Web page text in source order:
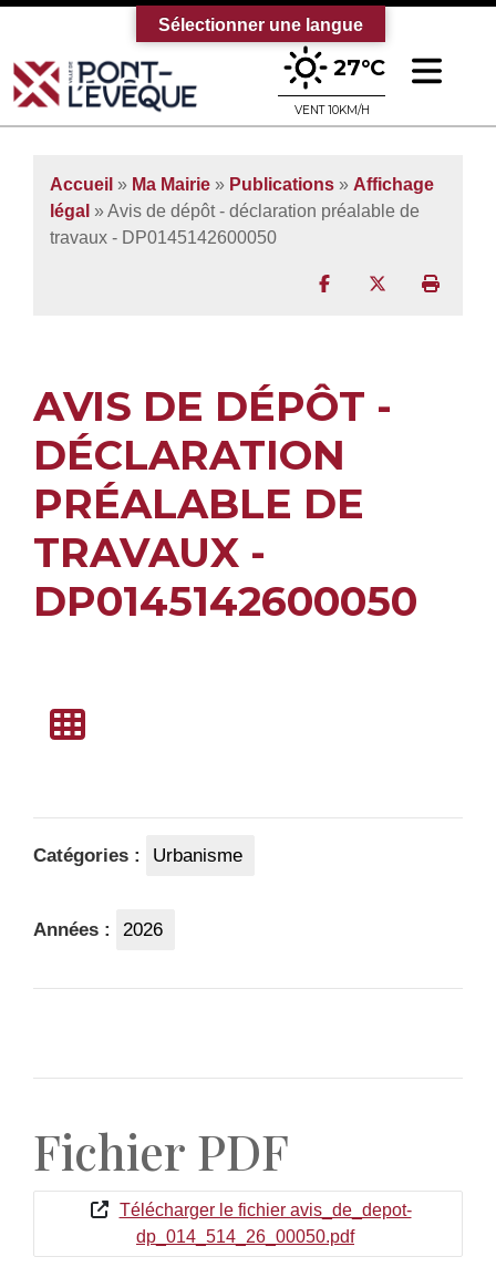
Bienvenue sur le site officiel de la
27°C
VENT 10KM/H
Accueil » Ma Mairie » Publications » Affichage
légal » Avis de dépôt - déclaration préalable de
travaux - DP0145142600050
Partager surPartager sur
AVIS DE DÉPÔT -
DÉCLARATION
PRÉALABLE DE
TRAVAUX -
DP0145142600050
Catégories : Urbanisme
Années : 2026
Fichier PDF
Télécharger le fichier avis_de_depot-
dp_014_514_26_00050.pdf
Sélectionner une langue